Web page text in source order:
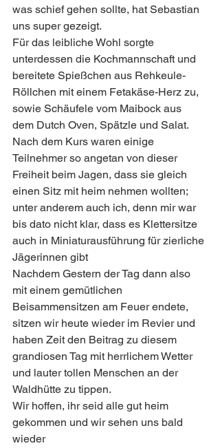
was schief gehen sollte, hat Sebastian
uns super gezeigt.
Für das leibliche Wohl sorgte
unterdessen die Kochmannschaft und
bereitete Spießchen aus Rehkeule-
Röllchen mit einem Fetakäse-Herz zu,
sowie Schäufele vom Maibock aus
dem Dutch Oven, Spätzle und Salat.
Nach dem Kurs waren einige
Teilnehmer so angetan von dieser
Freiheit beim Jagen, dass sie gleich
einen Sitz mit heim nehmen wollten;
unter anderem auch ich, denn mir war
bis dato nicht klar, dass es Klettersitze
auch in Miniaturausführung für zierliche
Jägerinnen gibt
Nachdem Gestern der Tag dann also
mit einem gemütlichen
Beisammensitzen am Feuer endete,
sitzen wir heute wieder im Revier und
haben Zeit den Beitrag zu diesem
grandiosen Tag mit herrlichem Wetter
und lauter tollen Menschen an der
Waldhütte zu tippen.
Wir hoffen, ihr seid alle gut heim
gekommen und wir sehen uns bald
wieder